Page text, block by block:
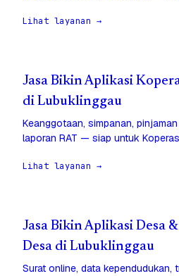
Lihat layanan →
Jasa Bikin Aplikasi
di Lubuklinggau
Keanggotaan, simpanan,
laporan RAT — siap untuk
Lihat layanan →
Jasa Bikin Aplikasi Desa
Desa di Lubuklinggau
Surat online, data kependudukan,